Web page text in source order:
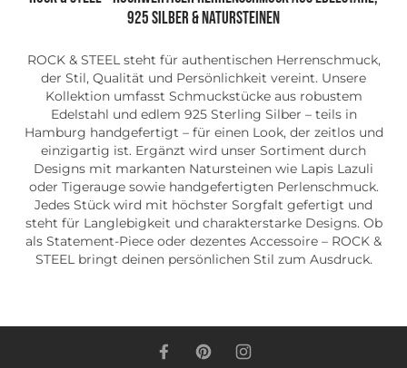
925 Silber & Natursteinen
ROCK & STEEL steht für authentischen Herrenschmuck,
der Stil, Qualität und Persönlichkeit vereint. Unsere
Kollektion umfasst Schmuckstücke aus robustem
Edelstahl und edlem 925 Sterling Silber – teils in
Hamburg handgefertigt – für einen Look, der zeitlos und
einzigartig ist. Ergänzt wird unser Sortiment durch
Designs mit markanten Natursteinen wie Lapis Lazuli
oder Tigerauge sowie handgefertigten Perlenschmuck.
Jedes Stück wird mit höchster Sorgfalt gefertigt und
steht für Langlebigkeit und charakterstarke Designs. Ob
als Statement-Piece oder dezentes Accessoire – ROCK &
STEEL bringt deinen persönlichen Stil zum Ausdruck.